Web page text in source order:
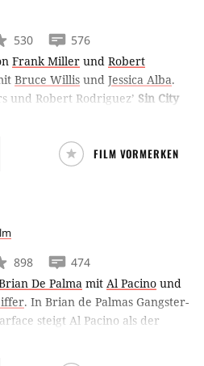
530
576
Frank Miller und Robert
Bruce Willis und Jessica Alba.
und Robert Rodriguez’ Sin City
dreier verschiedener
sich alle in der Korruption
FILM VORMERKEN
898
474
De Palma mit Al Pacino und
. In Brian de Palmas Gangster-
steigt Al Pacino als der
Miamis auf – doch